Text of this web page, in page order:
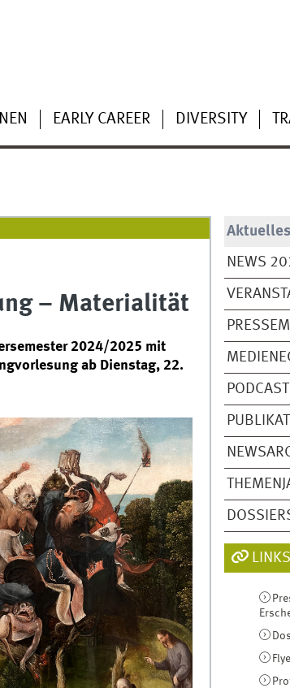
EARLY CAREER DIVERSITY
Aktuelles
NEWS
– Materialität
2024/2025 mit
ab Dienstag, 22.